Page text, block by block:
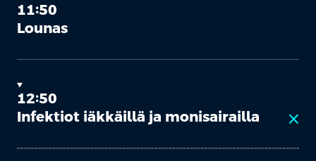
11:50
Lounas
12:50
Infektiot iäkkäillä ja monisairailla
close